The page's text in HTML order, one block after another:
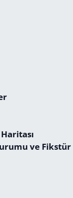
ve Fikstür